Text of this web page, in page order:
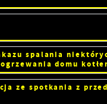
spalania
domu
ze spotkania z